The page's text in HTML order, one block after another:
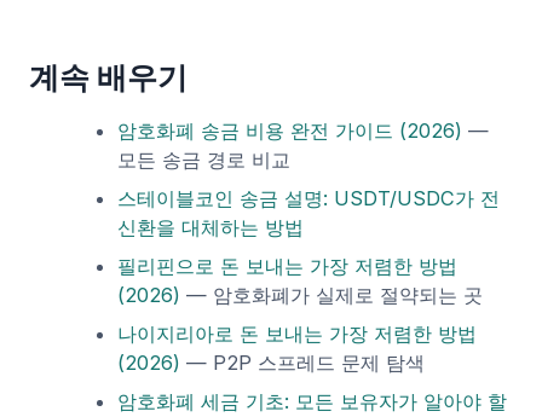
계속 배우기
암호화폐 송금 비용 완전 가이드 (2026) —
모든 송금 경로 비교
스테이블코인 송금 설명: USDT/USDC가 전
신환을 대체하는 방법
필리핀으로 돈 보내는 가장 저렴한 방법
(2026) — 암호화폐가 실제로 절약되는 곳
나이지리아로 돈 보내는 가장 저렴한 방법
(2026) — P2P 스프레드 문제 탐색
암호화폐 세금 기초: 모든 보유자가 알아야 할